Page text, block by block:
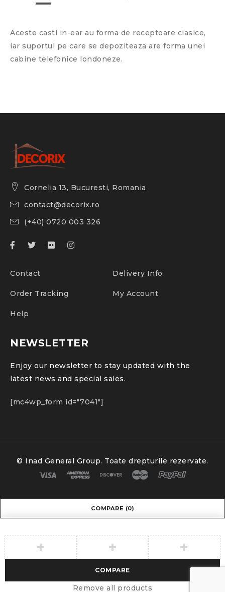
Aceste casti in-ear au forma de receptoare clasice,
iar suportul pe care se depoziteaza are forma unei
cabine telefonice londoneze.
Cornelia 13, Bucuresti, Romania
contact@decorix.ro
(+40) 0720 003 326
Contact Delivery Info
Order Tracking My Account
Help
NEWSLETTER
Enjoy our newsletter to stay updated with the
latest news and special sales.
[mc4wp_form id="7041"]
© Inad General Group. Toate drepturile rezervate.
COMPARE (0)
COMPARE
Remove all products